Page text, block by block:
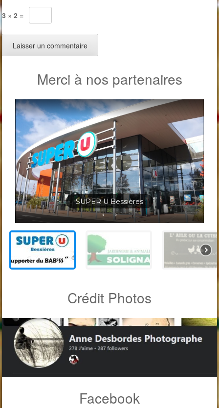
3 × 2 =
Merci à nos partenaires
Jardineris Solignac Bessières
Crédit Photos
Facebook